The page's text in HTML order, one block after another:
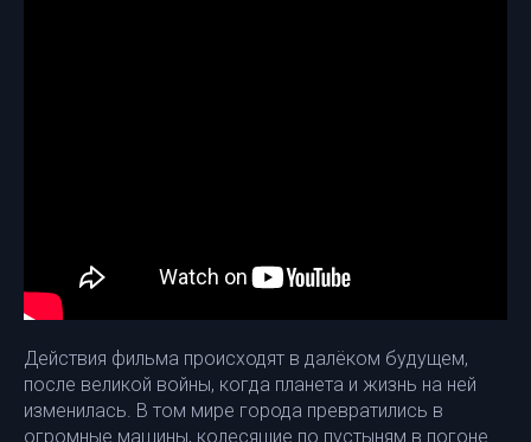
Действия фильма происходят в далёком будущем,
после великой войны, когда планета и жизнь на ней
изменилась. В том мире города превратились в
огромные машины, колесящие по пустыням в погоне